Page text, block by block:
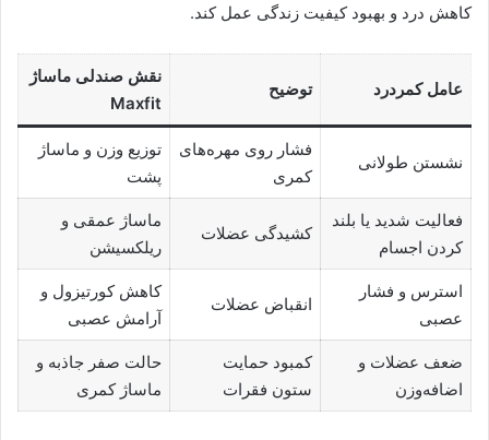
کاهش درد و بهبود کیفیت زندگی عمل کند.
عامل کمردرد توضیح
نقش صندلی ماساژ
Maxfit
نشستن طولانی
فشار روی مهره‌های
کمری
توزیع وزن و ماساژ
پشت
فعالیت شدید یا بلند
کردن اجسام
کشیدگی عضلات
ماساژ عمقی و
ریلکسیشن
استرس و فشار
عصبی
انقباض عضلات
کاهش کورتیزول و
آرامش عصبی
ضعف عضلات و
اضافه‌وزن
کمبود حمایت
ستون فقرات
حالت صفر جاذبه و
ماساژ کمری